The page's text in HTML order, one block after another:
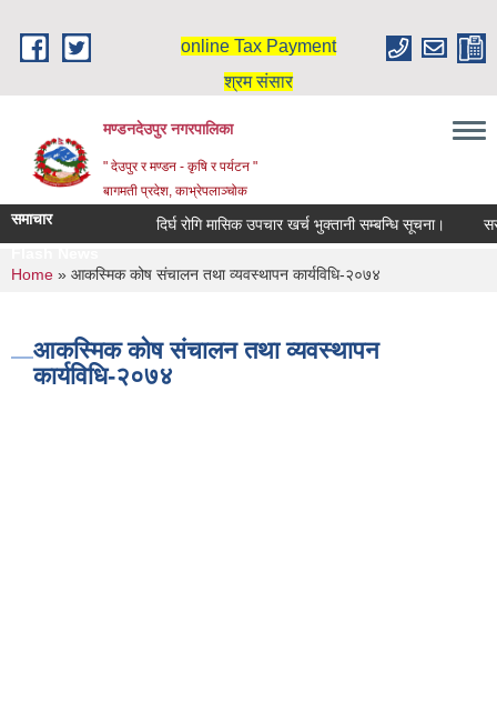
online Tax Payment
श्रम संसार
मण्डनदेउपुर नगरपालिका
" देउपुर र मण्डन - कृषि र पर्यटन "
बागमती प्रदेश, काभ्रेपलाञ्चोक
समाचार दिर्घ रोगि मासिक उपचार खर्च भुक्तानी सम्बन्धि सूचना।
You are here
Home » आकस्मिक कोष संचालन तथा व्यवस्थापन कार्यविधि-२०७४
आकस्मिक कोष संचालन तथा व्यवस्थापन
कार्यविधि-२०७४